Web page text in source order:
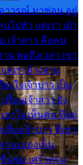
อาวรณ์ มาซ่อน อยู่
ไปทั่ว แต่เรา เฝ้า
เจ้าสาว คือคน
น พอถึงเวลา เขา
ต่เราล้างจาน
งใจเจ้าบ่าว เป็น
พื่อนเจ้าสาว ยัง
ขาไม่เห็นคน ที่อยู่
คียงเจ้าบ่าว ที่เขา
รจะมองเห็น
นขม เศร้าตรม